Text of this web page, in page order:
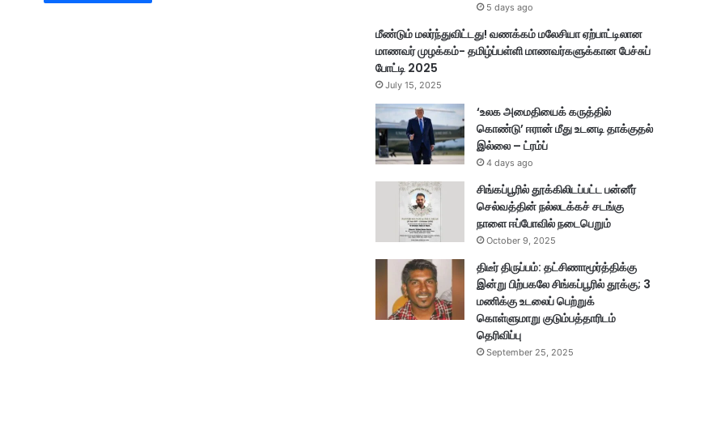
5 days ago
மீண்டும் மலர்ந்துவிட்டது! வணக்கம் மலேசியா ஏற்பாட்டிலான
மாணவர் முழக்கம்- தமிழ்ப்பள்ளி மாணவர்களுக்கான பேச்சுப்
போட்டி 2025
July 15, 2025
‘உலக அமைதியைக் கருத்தில்
கொண்டு’ ஈரான் மீது உடனடி தாக்குதல்
இல்லை – ட்ரம்ப்
4 days ago
சிங்கப்பூரில் தூக்கிலிடப்பட்ட பன்னீர்
செல்வத்தின் நல்லடக்கச் சடங்கு
நாளை ஈப்போவில் நடைபெறும்
October 9, 2025
திடீர் திருப்பம்: தட்சிணாமூர்த்திக்கு
இன்று பிற்பகலே சிங்கப்பூரில் தூக்கு; 3
மணிக்கு உடலைப் பெற்றுக்
கொள்ளுமாறு குடும்பத்தாரிடம்
தெரிவிப்பு
September 25, 2025